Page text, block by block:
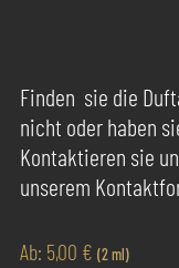
Finden sie die
nicht oder haben
Kontaktieren sie
unserem
Ab: 5,00 € (2 ml)